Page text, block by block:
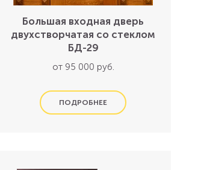
Большая входная дверь
двухстворчатая со стеклом
БД-29
от 95 000 руб.